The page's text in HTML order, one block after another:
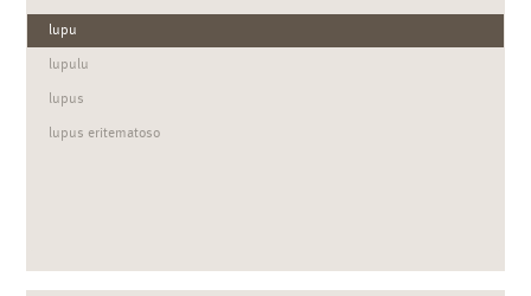
lupu
lupulu
lupus
lupus eritematoso